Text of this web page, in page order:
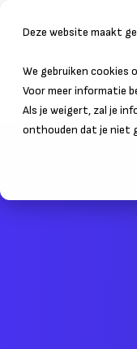
Deze website maakt
We gebruiken cookies
Voor meer informatie
Als je weigert, zal je
onthouden dat je niet